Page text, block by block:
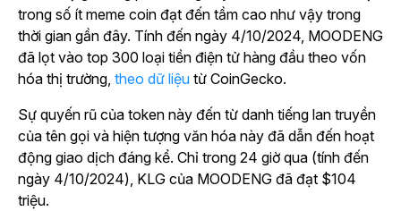
trong số ít meme coin đạt đến tầm cao như vậy trong
thời gian gần đây. Tính đến ngày 4/10/2024, MOODENG
đã lọt vào top 300 loại tiền điện tử hàng đầu theo vốn
hóa thị trường, theo dữ liệu từ CoinGecko.
Sự quyến rũ của token này đến từ danh tiếng lan truyền
của tên gọi và hiện tượng văn hóa này đã dẫn đến hoạt
động giao dịch đáng kể. Chỉ trong 24 giờ qua (tính đến
ngày 4/10/2024), KLG của MOODENG đã đạt $104
triệu.